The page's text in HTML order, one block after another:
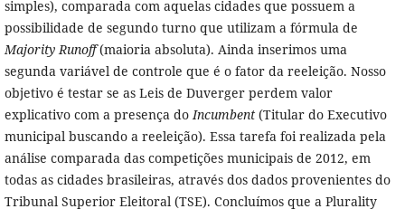
simples), comparada com aquelas cidades que possuem a
possibilidade de segundo turno que utilizam a fórmula de
Majority Runoff(maioria absoluta). Ainda inserimos uma
segunda variável de controle que é o fator da reeleição. Nosso
objetivo é testar se as Leis de Duverger perdem valor
explicativo com a presença doIncumbent(Titular do Executivo
municipal buscando a reeleição). Essa tarefa foi realizada pela
análise comparada das competições municipais de 2012, em
todas as cidades brasileiras, através dos dados provenientes do
Tribunal Superior Eleitoral (TSE). Concluímos que a Plurality